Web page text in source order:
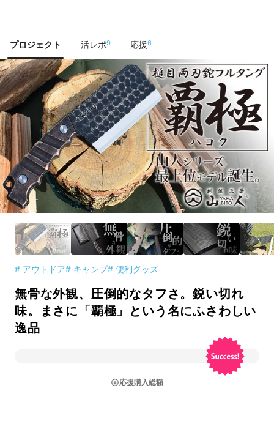
プロジェクト 活レポ9 応援6
# アウトドア# キャンプ# 便利グッズ
無骨な外観、圧倒的なタフさ。鋭い切れ
味。まさに「覇極」という名にふさわしい
逸品
応援購入総額